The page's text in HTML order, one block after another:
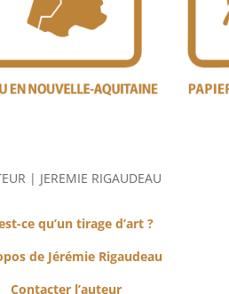
| JEREMIE RIGAUDEAU
ce qu’un tirage d’art ?
de Jérémie Rigaudeau
Contacter l’auteur